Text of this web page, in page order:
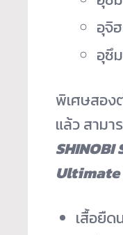
อุจิ
อุซึ
พิเศษสอง
แล้ว สาม
SHINOBI
Ultimate
เสื้อยืด